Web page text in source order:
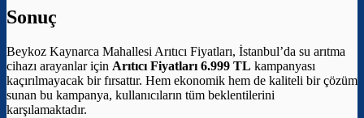
Sonuç
Beykoz Kaynarca Mahallesi Arıtıcı Fiyatları, İstanbul’da su arıtma
cihazı arayanlar için Arıtıcı Fiyatları 6.999 TL kampanyası
kaçırılmayacak bir fırsattır. Hem ekonomik hem de kaliteli bir çözüm
sunan bu kampanya, kullanıcıların tüm beklentilerini
karşılamaktadır.